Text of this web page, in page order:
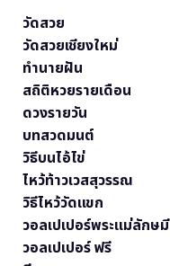
วัดสวย
วัดสวยเชียงใหม่
ทำนายฝัน
สถิติหวยรายเดือน
ดวงรายวัน
บทสวดมนต์
วิธีบนไอ้ไข่
ไหว้ท้าวเวสสุวรรณ
วิธีไหว้วัดแขก
วอลเปเปอร์พระแม่ลักษมี
วอลเปเปอร์ ฟรี